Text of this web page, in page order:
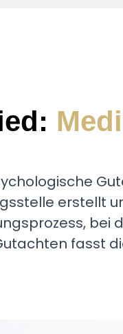
erstellt
bei
fasst